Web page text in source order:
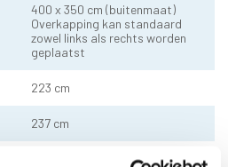
400 x 350 cm (buitenmaat)
Overkapping kan standaard
zowel links als rechts worden
geplaatst
223 cm
237 cm
10 x 10 cm - 1 stuks incl.